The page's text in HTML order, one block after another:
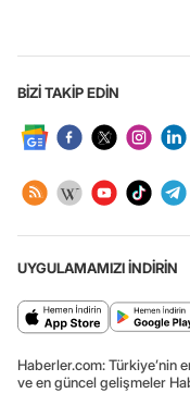
BİZİ TAKİP EDİN
UYGULAMAMIZI İNDİRİN
Haberler.com: Türkiye’nin
ve en güncel gelişmeler